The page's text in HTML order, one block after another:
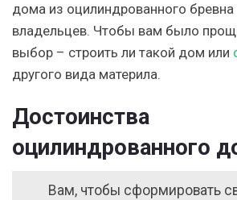
дома из оцилиндрованного
владельцев. Чтобы вам было
выбор – строить ли такой дом или
другого вида материла.
Достоинства
оцилиндрованного
Вам, чтобы сформировать